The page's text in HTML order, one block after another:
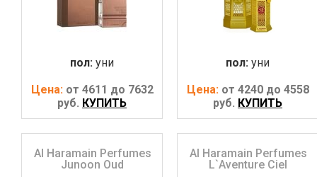
пол: уни
Цена: от 4611 до 7632
руб. КУПИТЬ
пол: уни
Цена: от 4240 до 4558
руб. КУПИТЬ
Al Haramain Perfumes
Junoon Oud
Al Haramain Perfumes
L`Aventure Ciel